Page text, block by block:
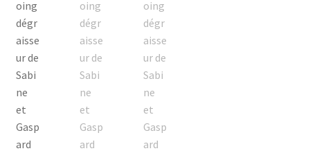
VENTES